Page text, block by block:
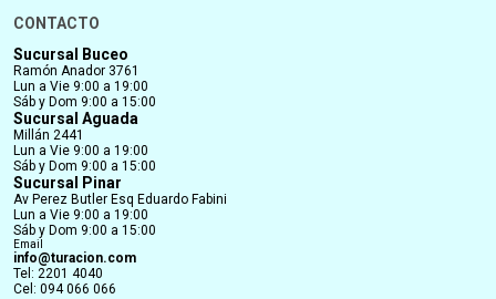
CONTACTO
Sucursal Buceo
Ramón Anador 3761
Lun a Vie 9:00 a 19:00
Sáb y Dom 9:00 a 15:00
Sucursal Aguada
Millán 2441
Lun a Vie 9:00 a 19:00
Sáb y Dom 9:00 a 15:00
Sucursal Pinar
Av Perez Butler Esq Eduardo Fabini
Lun a Vie 9:00 a 19:00
Sáb y Dom 9:00 a 15:00
Email
info@turacion.com
Tel: 2201 4040
Cel: 094 066 066